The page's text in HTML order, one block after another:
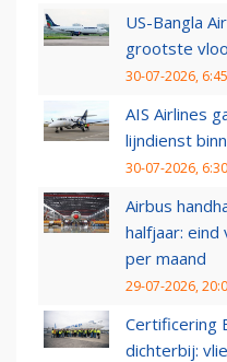
US-Bangla
grootste
30-07-2026, 6:45
AIS Airlines
lijndienst
30-07-2026, 6:30
Airbus
halfjaar: eind
per maand
29-07-2026,
Certificering
dichterbij: